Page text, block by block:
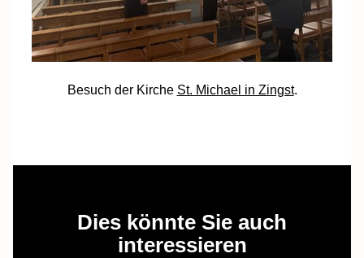
Besuch der Kirche St. Michael in Zingst.
Dies könnte Sie auch
interessieren